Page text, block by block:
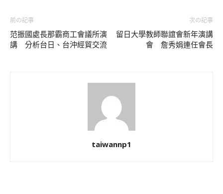
前の記事
范振國處長那霸商工會議所演
講 分析台日、台沖經貿交流
次の記事
留日大學教師聯誼會新年演講
會 詹秀娟連任會長
taiwannp1